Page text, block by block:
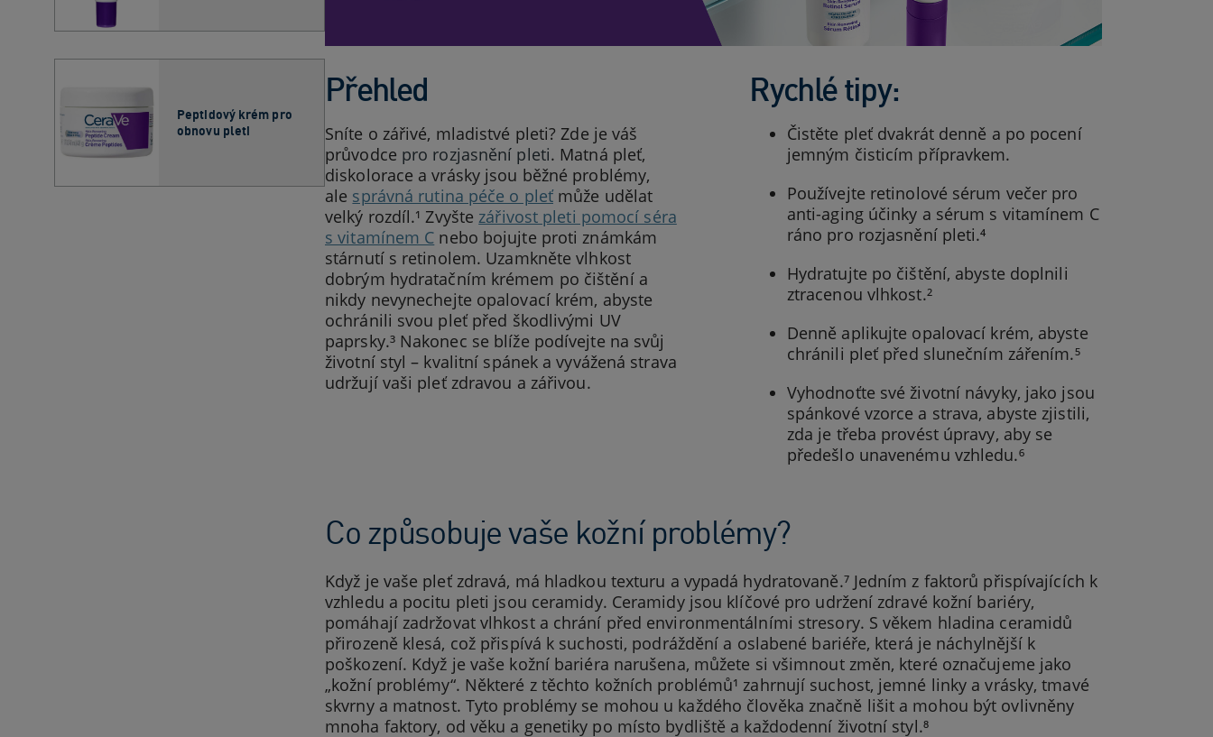
Přehled
Sníte o zářivé, mladistvé pleti? Zde je váš
průvodce pro rozjasnění pleti. Matná pleť,
diskolorace a vrásky jsou běžné problémy,
ale správná rutina péče o pleťmůže udělat
velký rozdíl.¹ Zvyštezářivost pleti pomocí séra
s vitamínem C nebo bojujte proti známkám
stárnutí s retinolem. Uzamkněte vlhkost
dobrým hydratačním krémem po čištění a
nikdy nevynechejte opalovací krém, abyste
ochránili svou pleť před škodlivými UV
paprsky.³ Nakonec se blíže podívejte na svůj
životní styl – kvalitní spánek a vyvážená strava
udržují vaši pleť zdravou a zářivou.
Rychlé tipy:
Čistěte pleť dvakrát denně a po pocení
jemným čisticím přípravkem.
Používejte retinolové sérum večer pro
anti-aging účinky a sérum s vitamínem C
ráno pro rozjasnění pleti.⁴
Hydratujte po čištění, abyste doplnili
ztracenou vlhkost.²
Denně aplikujte opalovací krém, abyste
chránili pleť před slunečním zářením.⁵
Vyhodnoťte své životní návyky, jako jsou
spánkové vzorce a strava, abyste zjistili,
zda je třeba provést úpravy, aby se
předešlo unavenému vzhledu.⁶
Co způsobuje vaše kožní problémy?
Když je vaše pleť zdravá, má hladkou texturu a vypadá hydratovaně.⁷ Jedním z faktorů přispívajících k
vzhledu a pocitu pleti jsou ceramidy. Ceramidy jsou klíčové pro udržení zdravé kožní bariéry,
pomáhají zadržovat vlhkost a chrání před environmentálními stresory. S věkem hladina ceramidů
přirozeně klesá, což přispívá k suchosti, podráždění a oslabené bariéře, která je náchylnější k
poškození. Když je vaše kožní bariéra narušena, můžete si všimnout změn, které označujeme jako
„kožní problémy“. Některé z těchto kožních problémů¹ zahrnují suchost, jemné linky a vrásky, tmavé
skvrny a matnost. Tyto problémy se mohou u každého člověka značně lišit a mohou být ovlivněny
mnoha faktory, od věku a genetiky po místo bydliště a každodenní životní styl.⁸
Peptidový krém pro
obnovu pleti